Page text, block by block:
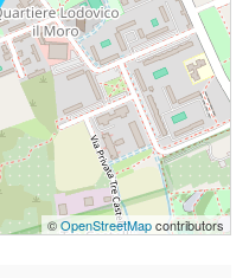
©OpenStreetMapcontributors